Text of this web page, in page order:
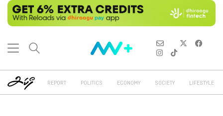
REPORT POLITICS ECONOMY SOCIETY LIFESTYLE